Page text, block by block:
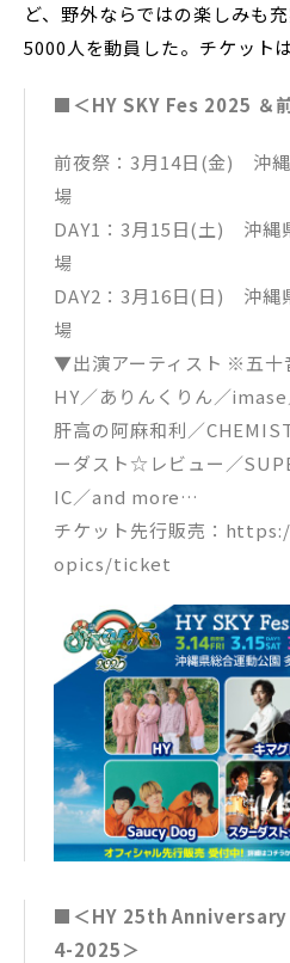
ど、野外ならではの楽しみも
5000人を動員した。チケット
■＜HY SKY Fes 2025 ＆
前夜祭：3月14日(金) 沖
場
DAY1：3月15日(土) 沖縄
場
DAY2：3月16日(日) 沖縄
場
▼出演アーティスト ※五十
HY／ありんくりん／
肝高の阿麻和利／
ーダスト☆レビュー／
IC／and more…
チケット先行販売：
opics/ticket
■＜HY 25th Anniversary
4-2025＞